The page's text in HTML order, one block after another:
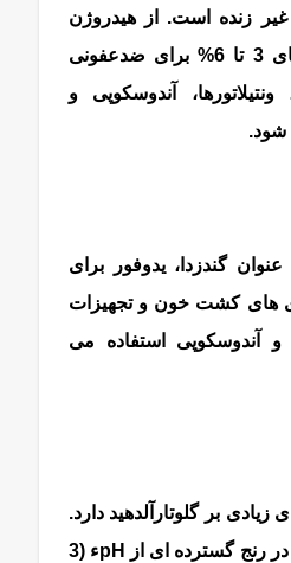
زنده است. از هیدروژن
پراکساید در غلظت های 3 تا 6% برای ضدعفونی
آندوسکوپی و
شود.
عنوان گندزدا، یدوفور برای
های کشت خون و تجهیزات
آندوسکوپی استفاده می
زیادی بر گلوتارآلدهید دارد.
این ماده پایداری خوبی در رنج گسترده ای از pHء (3